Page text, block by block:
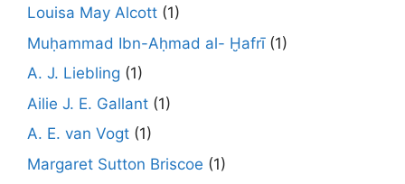
Louisa May Alcott (1)
Muḥammad Ibn-Aḥmad al- Ḫafrī(1)
A. J. Liebling (1)
Ailie J. E. Gallant (1)
A. E. van Vogt (1)
Margaret Sutton Briscoe (1)